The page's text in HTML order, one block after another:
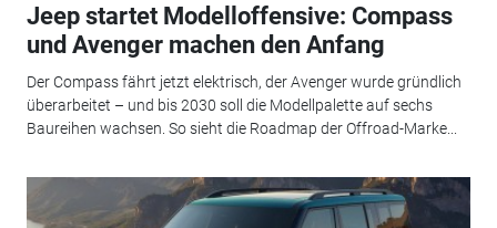
Jeep startet Modelloffensive: Compass
und Avenger machen den Anfang
Der Compass fährt jetzt elektrisch, der Avenger wurde gründlich
überarbeitet – und bis 2030 soll die Modellpalette auf sechs
Baureihen wachsen. So sieht die Roadmap der Offroad-Marke...